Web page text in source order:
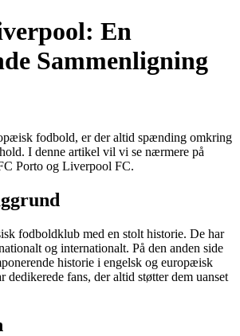
En
Sammenligning
fodbold, er der altid spænding omkring
I denne artikel vil vi se nærmere på
Porto og Liverpool FC.
fodboldklub med en stolt historie. De har
og internationalt. På den anden side
historie i engelsk og europæisk
dedikerede fans, der altid støtter dem uanset